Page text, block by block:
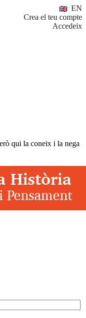
EN
Crea el teu compte
Accedeix
qui la coneix i la nega